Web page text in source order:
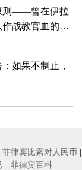
则——曾在伊拉
战教官血的经
如果不制止，
菲律宾比索对人民币 |
| 菲律宾百科